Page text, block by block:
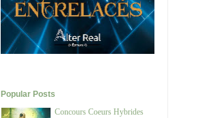
Popular Posts
Concours Coeurs Hybrides